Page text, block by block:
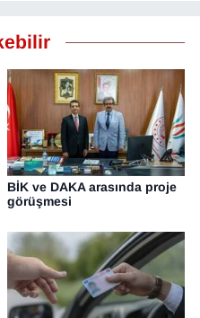
BİK ve DAKA arasında proje
görüşmesi